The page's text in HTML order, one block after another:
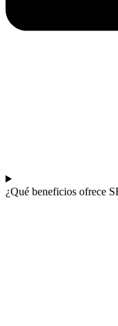
¿Qué beneficios ofrece